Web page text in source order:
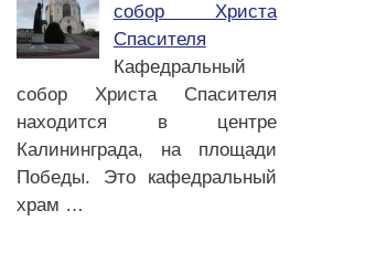
собор Христа
Спасителя
Кафедральный
собор Христа Спасителя
находится в центре
Калининграда, на площади
Победы. Это кафедральный
храм …